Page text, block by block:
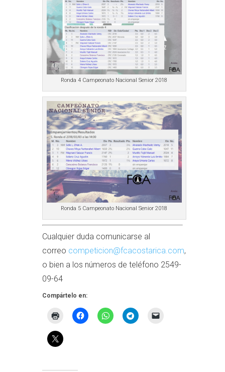
Ronda 4 Campeonato Nacional Senior 2018
Ronda 5 Campeonato Nacional Senior 2018
Cualquier duda comunicarse al
correo competicion@fcacostarica.com,
o bien a los números de teléfono 2549-
09-64
Compártelo en: